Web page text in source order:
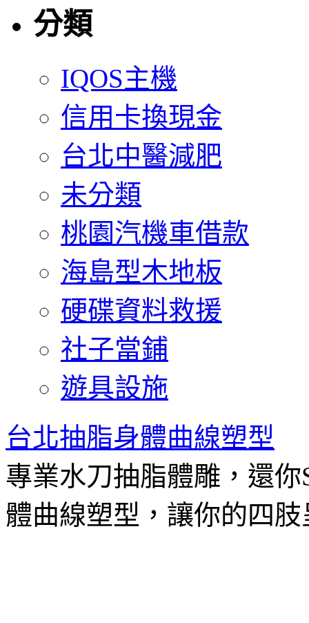
分類
IQOS主機
信用卡換現金
台北中醫減肥
未分類
桃園汽機車借款
海島型木地板
硬碟資料救援
社子當鋪
遊具設施
台北抽脂身體曲線塑型
專業水刀抽脂體雕，還
體曲線塑型，讓你的四